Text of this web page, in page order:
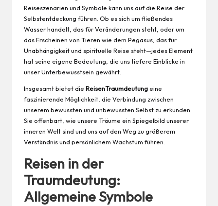
Reiseszenarien und Symbole kann uns auf die Reise der
Selbstentdeckung führen. Ob es sich um fließendes
Wasser handelt, das für Veränderungen steht, oder um
das Erscheinen von Tieren wie dem Pegasus, das für
Unabhängigkeit und spirituelle Reise steht—jedes Element
hat seine eigene Bedeutung, die uns tiefere Einblicke in
unser Unterbewusstsein gewährt.
Insgesamt bietet die ReisenTraumdeutungeine
faszinierende Möglichkeit, die Verbindung zwischen
unserem bewussten und unbewussten Selbst zu erkunden.
Sie offenbart, wie unsere Träume ein Spiegelbild unserer
inneren Welt sind und uns auf den Weg zu größerem
Verständnis und persönlichem Wachstum führen.
Reisen in der
Traumdeutung:
Allgemeine Symbole